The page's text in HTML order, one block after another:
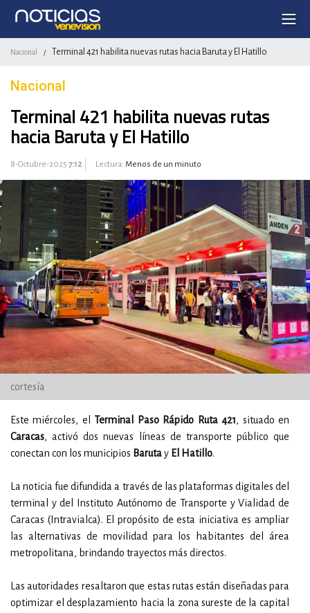
Nacional / Terminal 421 habilita nuevas rutas hacia Baruta y El Hatillo
Nacional
Terminal 421 habilita nuevas rutas
hacia Baruta y El Hatillo
8-Octubre-2025 7:12 Lectura: Menos de un minuto
cortesía
Este miércoles, elTerminal Paso Rápido Ruta 421, situado en
Caracas, activó dos nuevas líneas de transporte público que
conectan con los municipios Barutay El Hatillo.
La noticia fue difundida a través de las plataformas digitales del
terminal y del Instituto Autónomo de Transporte y Vialidad de
Caracas (Intravialca). El propósito de esta iniciativa es ampliar
las alternativas de movilidad para los habitantes del área
metropolitana, brindando trayectos más directos.
Las autoridades resaltaron que estas rutas están diseñadas para
optimizar el desplazamiento hacia la zona sureste de la capital